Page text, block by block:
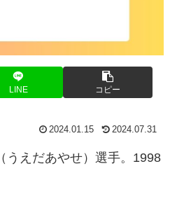
LINE コピー
2024.01.15 2024.07.31
うえだあやせ）選手。1998